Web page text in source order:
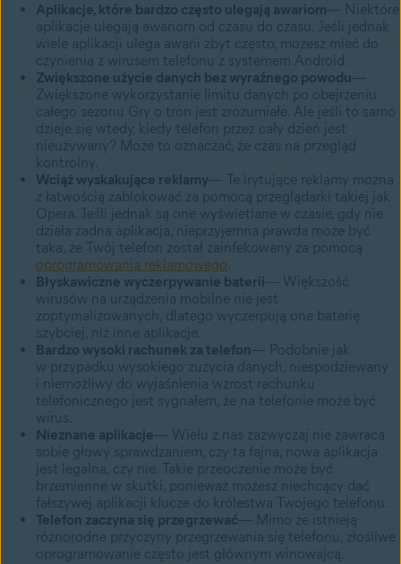
Aplikacje, które bardzo często ulegają awariom— Niektóre
aplikacje ulegają awariom od czasu do czasu. Jeśli jednak
wiele aplikacji ulega awarii zbyt często, możesz mieć do
czynienia z wirusem telefonu z systemem Android.
Zwiększone użycie danych bez wyraźnego powodu—
Zwiększone wykorzystanie limitu danych po obejrzeniu
całego sezonu Gry o tron jest zrozumiałe. Ale jeśli to samo
dzieje się wtedy, kiedy telefon przez cały dzień jest
nieużywany? Może to oznaczać, że czas na przegląd
kontrolny.
Wciąż wyskakujące reklamy— Te irytujące reklamy można
z łatwością zablokować za pomocą przeglądarki takiej jak
Opera. Jeśli jednak są one wyświetlane w czasie, gdy nie
działa żadna aplikacja, nieprzyjemna prawda może być
taka, że Twój telefon został zainfekowany za pomocą
oprogramowania reklamowego
Błyskawiczne wyczerpywanie baterii— Większość
wirusów na urządzenia mobilne nie jest
zoptymalizowanych, dlatego wyczerpują one baterię
szybciej, niż inne aplikacje.
Bardzo wysoki rachunek za telefon— Podobnie jak
w przypadku wysokiego zużycia danych, niespodziewany
i niemożliwy do wyjaśnienia wzrost rachunku
telefonicznego jest sygnałem, że na telefonie może być
wirus.
Nieznane aplikacje— Wielu z nas zazwyczaj nie zawraca
sobie głowy sprawdzaniem, czy ta fajna, nowa aplikacja
jest legalna, czy nie. Takie przeoczenie może być
brzemienne w skutki, ponieważ możesz niechcący dać
fałszywej aplikacji klucze do królestwa Twojego telefonu.
Telefon zaczyna się przegrzewać— Mimo że istnieją
różnorodne przyczyny przegrzewania się telefonu, złośliwe
oprogramowanie często jest głównym winowajcą.